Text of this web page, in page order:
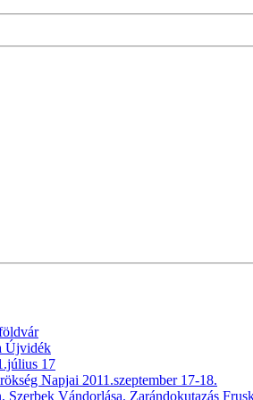
Újvidék
17
Napjai 2011.szeptember 17-18.
Szerbek Vándorlása. Zarándokutazás